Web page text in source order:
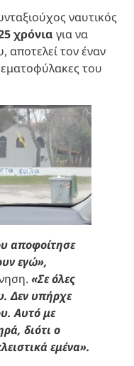
ναυτικός
χρόνια για να
αποτελεί τον έναν
του
αποφοίτησε
εγώ»,
«Σε όλες
Δεν υπήρχε
Αυτό με
διότι ο
εμένα».